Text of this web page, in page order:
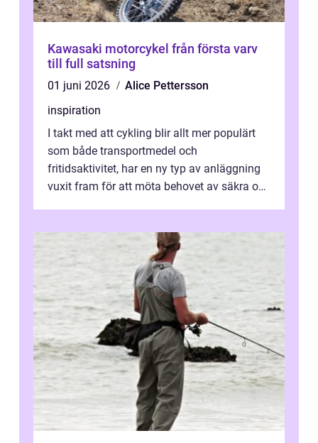
Kawasaki motorcykel från första varv
till full satsning
01 juni 2026
Alice Pettersson
inspiration
I takt med att cykling blir allt mer populärt
som både transportmedel och
fritidsaktivitet, har en ny typ av anläggning
vuxit fram för att möta behovet av säkra och